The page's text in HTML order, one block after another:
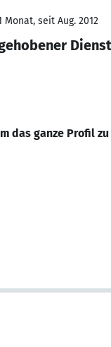
Monat, seit Aug. 2012
Dienst
das ganze Profil